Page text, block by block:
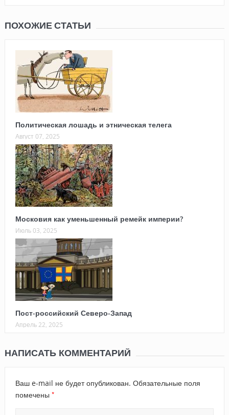
ПОХОЖИЕ СТАТЬИ
Политическая лошадь и этническая телега
Август 07, 2025
Московия как уменьшенный ремейк империи?
Июль 03, 2025
Пост-российский Северо-Запад
Апрель 22, 2025
НАПИСАТЬ КОММЕНТАРИЙ
Ваш e-mail не будет опубликован. Обязательные поля
помечены *